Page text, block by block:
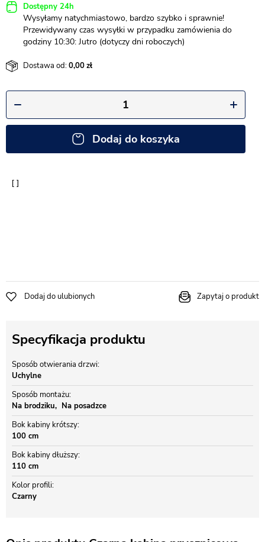
Dostępny 24h
Wysyłamy natychmiastowo, bardzo szybko i sprawnie!
Przewidywany czas wysyłki w przypadku zamówienia do
godziny 10:30: Jutro (dotyczy dni roboczych)
Dostawa od:0,00
Dodaj do koszyka
Dodaj do ulubionych Zapytaj o produkt
Specyfikacja produktu
Sposób otwierania drzwi
Uchylne
Sposób montażu
Na brodziku
Na posadzce
Bok kabiny krótszy
100 cm
Bok kabiny dłuższy
110 cm
Kolor profili
Czarny